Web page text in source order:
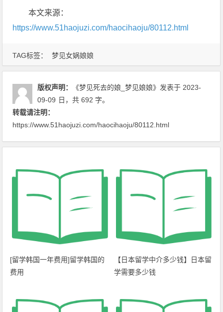
TAG标签： 梦见女娲娘娘
本文来源：
https://www.51haojuzi.com/haocihaoju/80112.html
版权声明： 《梦见死去的娘_梦见娘娘》 发表于 2023-
09-09 日 ，共 692 字。
转载请注明：
https://www.51haojuzi.com/haocihaoju/80112.html
[留学韩国一年费用]留学韩国的
费用
【日本留学中介多少钱】日本留
学需要多少钱